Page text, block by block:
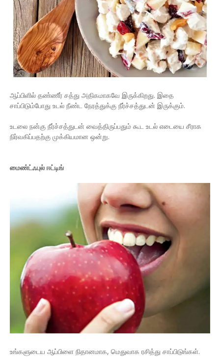
ஆப்பிளில் தண்ணீர் சத்து அதிகமாகவே இருக்கிறது. இதை
சாப்பிடும்போது உடல் நீண்ட நேரத்துக்கு நீர்ச்சத்துடன் இருக்கும்.
உடலை நன்கு நீர்ச்சத்துடன் வைத்திருப்பதும் கூட உடல் எடையை சீராக
நிர்வகிப்பதற்கு முக்கியமான ஒன்று.
​மைண்ட்ஃபுல் ஈட்டிங்
உங்களுடைய ஆப்பிளை நிதானமாக, மெதுவாக ரசித்து சாப்பிடுங்கள்.